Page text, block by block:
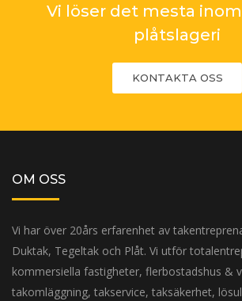
Vi löser det mesta
plåtslageri
KONTAKTA OSS
OM OSS
Vi har över 20års erfarenhet av
Duktak, Tegeltak och Plåt. Vi utför
kommersiella fastigheter, flerbostadshus &
takomläggning, takservice, taksäkerhet,